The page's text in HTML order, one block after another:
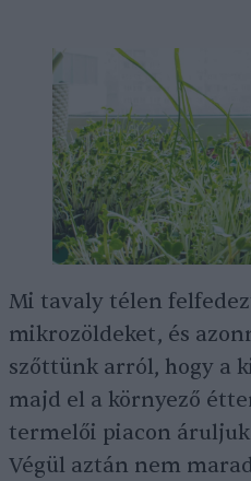
Mi tavaly télen
mikrozöldeket, és
szőttünk arról, hogy a
majd el a környező
termelői piacon
Végül aztán nem